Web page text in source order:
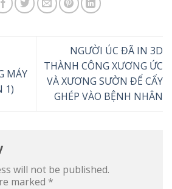
MÁY
1)
NGƯỜI ÚC ĐÃ IN 3D
THÀNH CÔNG XƯƠNG ỨC
VÀ XƯƠNG SƯỜN ĐỂ CẤY
GHÉP VÀO BỆNH NHÂN
will not be published.
marked *